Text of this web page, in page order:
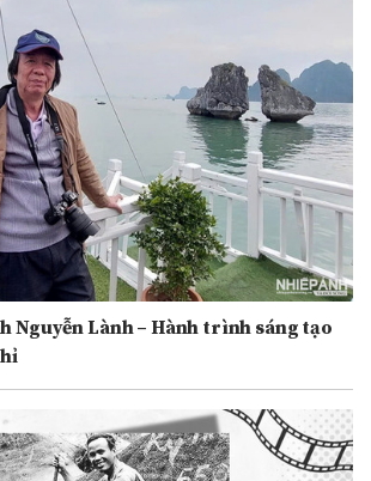
Nguyễn Lành – Hành trình sáng tạo